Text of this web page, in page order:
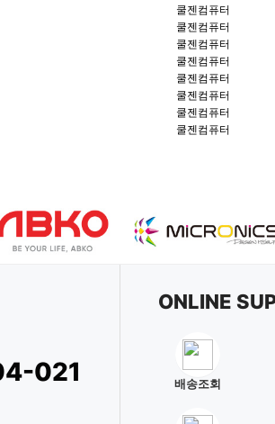
쿨젠컴퓨터
쿨젠컴퓨터
쿨젠컴퓨터
쿨젠컴퓨터
쿨젠컴퓨터
쿨젠컴퓨터
쿨젠컴퓨터
쿨젠컴퓨터
021
ONLINE
배송조회